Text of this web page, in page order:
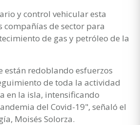
y control vehicular esta
compañías de sector para
de gas y petróleo de la
están redoblando esfuerzos
de toda la actividad
en la isla, intensificando
del Covid-19", señaló el
Moisés Solorza.